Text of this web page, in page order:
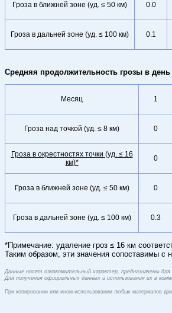
Гроза в ближней зоне (уд. ≤ 50 км) 0.0
Гроза в дальней зоне (уд. ≤ 100 км) 0.1
Средняя продолжительность грозы в день
Месяц 1
Гроза над точкой (уд. ≤ 8 км) 0
Гроза в окрестностях точки (уд. ≤ 16
км)*
0
Гроза в ближней зоне (уд. ≤ 50 км) 0
Гроза в дальней зоне (уд. ≤ 100 км) 0.3
*Примечание: удаление гроз ≤ 16 км
Таким образом, эти значения сопоставимы
Данные носят ознакомительный характер, предназначены
Для получения официальных данных и использования их в
При копировании или ином использовании любых материалов